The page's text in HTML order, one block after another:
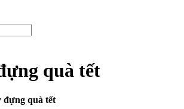
quà tết
đựng quà tết